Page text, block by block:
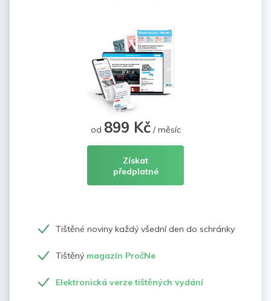
od 899 Kč/ měsíc
Získat
předplatné
Tištěné noviny každý všední den do schránky
Tištěný magazín PročNe
Elektronická verze tištěných vydání